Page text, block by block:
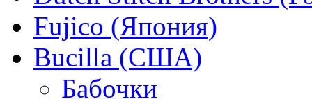
Fujico (Япония)
Bucilla (США)
Бабочки